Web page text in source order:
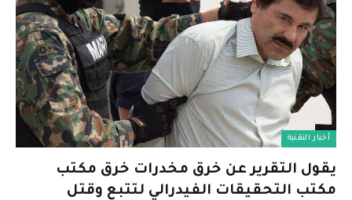
أخبار التقنية
يقول التقرير عن خرق مخدرات خرق مكتب
مكتب التحقيقات الفيدرالي لتتبع وقتل